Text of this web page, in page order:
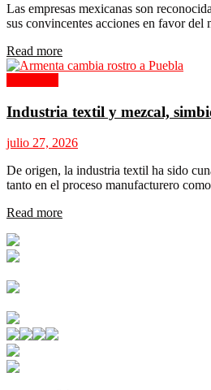
Las empresas mexicanas son
sus convincentes acciones en favor del
Read moreDetails
Industria textil y mezcal,
julio 27, 2026
De origen, la industria textil ha sido
tanto en el proceso manufacturero
Read moreDetails